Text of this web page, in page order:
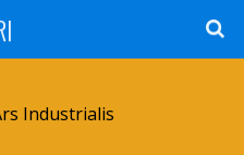
Industrialis